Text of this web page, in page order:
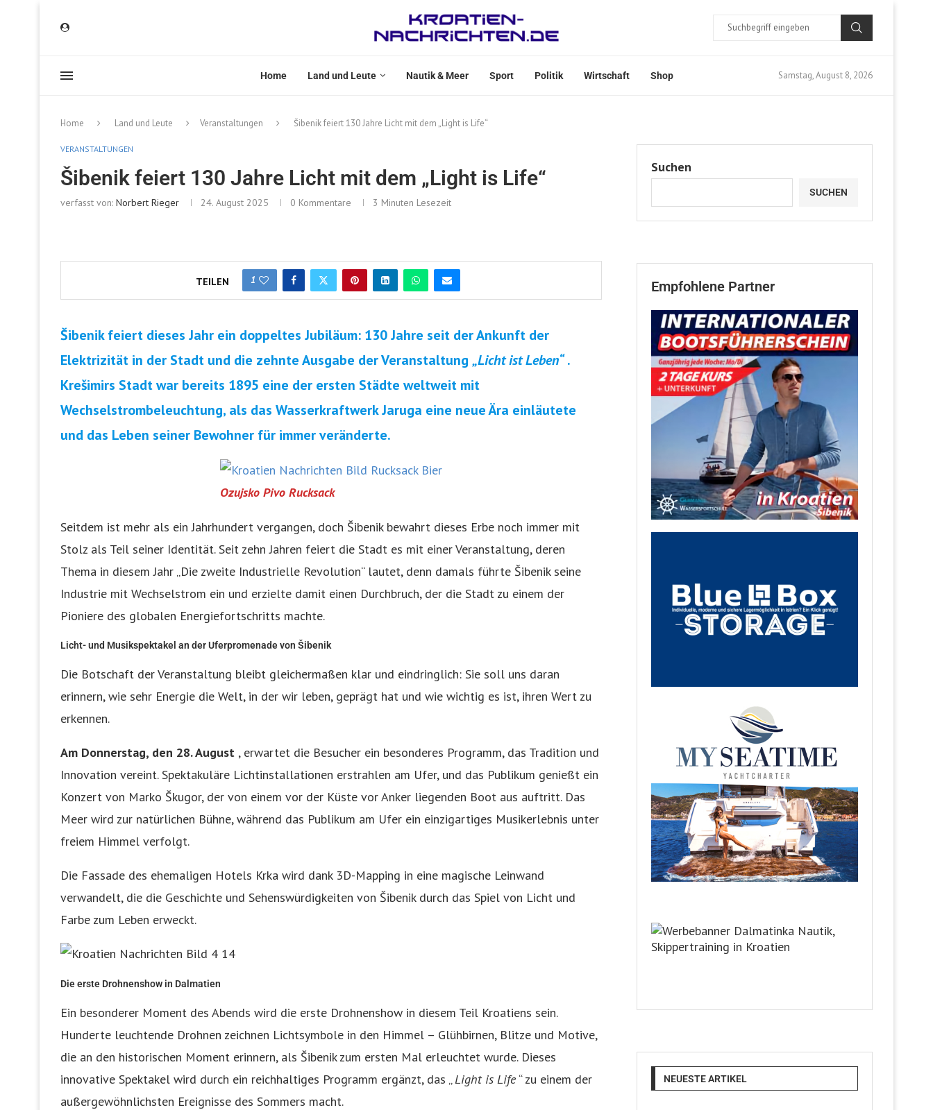
Home Land und Leute Nautik & Meer Sport Politik Wirtschaft Shop Samstag, August 8, 2026
Home Land und Leute Veranstaltungen Šibenik feiert 130 Jahre Licht mit dem „Light is Life“
VERANSTALTUNGEN
Šibenik feiert 130 Jahre Licht mit dem „Light is Life“
verfasst von: Norbert Rieger 24. August 2025 0 Kommentare 3 Minuten Lesezeit
TEILEN 1
Šibenik feiert dieses Jahr ein doppeltes Jubiläum: 130 Jahre seit der Ankunft der
Elektrizität in der Stadt und die zehnte Ausgabe der Veranstaltung „Licht ist Leben“.
Krešimirs Stadt war bereits 1895 eine der ersten Städte weltweit mit
Wechselstrombeleuchtung, als das Wasserkraftwerk Jaruga eine neue Ära einläutete
und das Leben seiner Bewohner für immer veränderte.
Ozujsko Pivo Rucksack
Seitdem ist mehr als ein Jahrhundert vergangen, doch Šibenik bewahrt dieses Erbe noch immer mit
Stolz als Teil seiner Identität. Seit zehn Jahren feiert die Stadt es mit einer Veranstaltung, deren
Thema in diesem Jahr „Die zweite Industrielle Revolution“ lautet, denn damals führte Šibenik seine
Industrie mit Wechselstrom ein und erzielte damit einen Durchbruch, der die Stadt zu einem der
Pioniere des globalen Energiefortschritts machte.
Licht- und Musikspektakel an der Uferpromenade von Šibenik
Die Botschaft der Veranstaltung bleibt gleichermaßen klar und eindringlich: Sie soll uns daran
erinnern, wie sehr Energie die Welt, in der wir leben, geprägt hat und wie wichtig es ist, ihren Wert zu
erkennen.
Am Donnerstag, den 28. August , erwartet die Besucher ein besonderes Programm, das Tradition und
Innovation vereint. Spektakuläre Lichtinstallationen erstrahlen am Ufer, und das Publikum genießt ein
Konzert von Marko Škugor, der von einem vor der Küste vor Anker liegenden Boot aus auftritt. Das
Meer wird zur natürlichen Bühne, während das Publikum am Ufer ein einzigartiges Musikerlebnis unter
freiem Himmel verfolgt.
Die Fassade des ehemaligen Hotels Krka wird dank 3D-Mapping in eine magische Leinwand
verwandelt, die die Geschichte und Sehenswürdigkeiten von Šibenik durch das Spiel von Licht und
Farbe zum Leben erweckt.
Die erste Drohnenshow in Dalmatien
Ein besonderer Moment des Abends wird die erste Drohnenshow in diesem Teil Kroatiens sein.
Hunderte leuchtende Drohnen zeichnen Lichtsymbole in den Himmel – Glühbirnen, Blitze und Motive,
die an den historischen Moment erinnern, als Šibenik zum ersten Mal erleuchtet wurde. Dieses
innovative Spektakel wird durch ein reichhaltiges Programm ergänzt, das „Light is Life “ zu einem der
außergewöhnlichsten Ereignisse des Sommers macht.
Suchen
SUCHEN
Empfohlene Partner
NEUESTE ARTIKEL